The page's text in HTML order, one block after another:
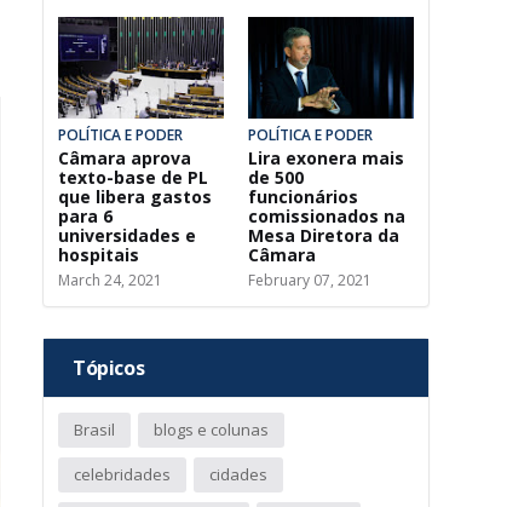
POLÍTICA E PODER
Câmara aprova
texto-base de PL
que libera gastos
para 6
universidades e
hospitais
March 24, 2021
POLÍTICA E PODER
Lira exonera mais
de 500
funcionários
comissionados na
Mesa Diretora da
Câmara
February 07, 2021
Tópicos
Brasil blogs e colunas
celebridades cidades